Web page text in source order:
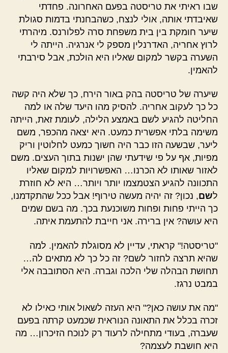
שבו ראיתי את טריסטה בפעם האחרונה. פחדתי
שאיבדתי אותה, אולי לנצח, כשהבחנתי בדמות סגולת
שיער חומקת בין בית משפחת סרה לפלורנס. מיהרתי
לרוץ אחריה, האדרנלין מספק לי אנרגיה. הייתה לי
השערה בקשר למקום שאליו היא הולכת, אבל סירבתי
להאמין.
שיערה של טריסטה בהק באור הירח, כך שלא היה קשה
כל כך לעקוב אחריה. להסיק מהו היעד שלה או למה
החליטה להגיע לשם באמצע הלילה, לעומת זאת, הייתה
משימה בלתי אפשרית כמעט. היא יצאה מהכפר, משם
ליער, שבשעה הזו כבר היה חשוך כמעט לחלוטין וריק
מפיות, אף על פי שידעתי שהן ישנות בתוך העצים. משם
לאזור שאותו לא הכרנו… האפשרויות למקום שאליו
התכוונה להגיע הצטמצמו יותר ויותר… היא לא חוזרת
לשם, נכון? זה יהיה מעשה טירוף! אבל ככל שהתקדמנו,
כך הייתי פחות ופחות משוכנעת בכך. מה בשם שמים
היא עושה? אין ברירה. אני חייבת להתעמת איתה.
"טריסטה!" קראתי, עדיין לא מסוגלת להאמין. למה
שהיא תרצה לחזור לשם? זה כל כך לא מתאים לה…
תחושת הבהלה שלי הלכה וגברה. היא הסתובבה אלי
במבט נרגז.
"מה את עושה כאן?" היא העזה לשאול אותי כאילו לא
זכרה בכלל את התאונה הנוראית שכמעט קרתה בפעם
שעברה, בעודי מתחילה לרעוד רק לנוכח הזיכרון… מה
היא חושבת לעצמה?